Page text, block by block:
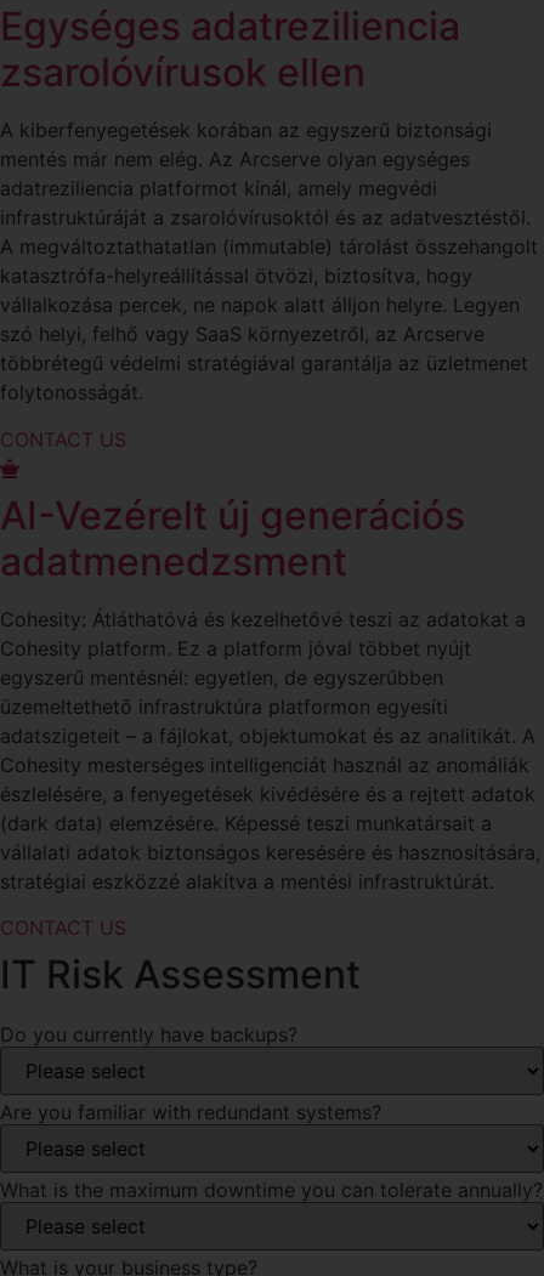
Egységes adatreziliencia
zsarolóvírusok ellen
A kiberfenyegetések korában az egyszerű biztonsági
mentés már nem elég. Az Arcserve olyan egységes
adatreziliencia platformot kínál, amely megvédi
infrastruktúráját a zsarolóvírusoktól és az adatvesztéstől.
A megváltoztathatatlan (immutable) tárolást összehangolt
katasztrófa-helyreállítással ötvözi, biztosítva, hogy
vállalkozása percek, ne napok alatt álljon helyre. Legyen
szó helyi, felhő vagy SaaS környezetről, az Arcserve
többrétegű védelmi stratégiával garantálja az üzletmenet
folytonosságát.
CONTACT US
AI-Vezérelt új generációs
adatmenedzsment
Cohesity: Átláthatóvá és kezelhetővé teszi az adatokat a
Cohesity platform. Ez a platform jóval többet nyújt
egyszerű mentésnél: egyetlen, de egyszerűbben
üzemeltethető infrastruktúra platformon egyesíti
adatszigeteit – a fájlokat, objektumokat és az analitikát. A
Cohesity mesterséges intelligenciát használ az anomáliák
észlelésére, a fenyegetések kivédésére és a rejtett adatok
(dark data) elemzésére. Képessé teszi munkatársait a
vállalati adatok biztonságos keresésére és hasznosítására,
stratégiai eszközzé alakítva a mentési infrastruktúrát.
CONTACT US
IT Risk Assessment
Do you currently have backups?
Are you familiar with redundant systems?
What is the maximum downtime you can tolerate annually?
What is your business type?